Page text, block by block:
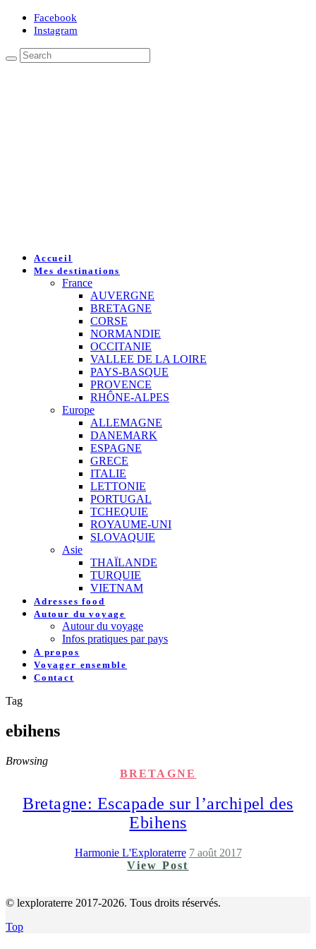
Facebook
Instagram
Accueil
Mes destinations
France
AUVERGNE
BRETAGNE
CORSE
NORMANDIE
OCCITANIE
VALLEE DE LA LOIRE
PAYS-BASQUE
PROVENCE
RHÔNE-ALPES
Europe
ALLEMAGNE
DANEMARK
ESPAGNE
GRECE
ITALIE
LETTONIE
PORTUGAL
TCHEQUIE
ROYAUME-UNI
SLOVAQUIE
Asie
THAÏLANDE
TURQUIE
VIETNAM
Adresses food
Autour du voyage
Autour du voyage
Infos pratiques par pays
A propos
Voyager ensemble
Contact
Tag
ebihens
Browsing
BRETAGNE
Bretagne: Escapade sur l’archipel des
Ebihens
Harmonie L'Exploraterre 7 août 2017
View Post
© lexploraterre 2017-2026. Tous droits réservés.
Top